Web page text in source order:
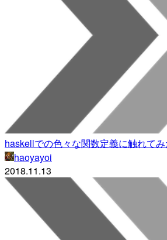
haskellでの色々な関数定義に触れてみ
haoyayoi
2018.11.13